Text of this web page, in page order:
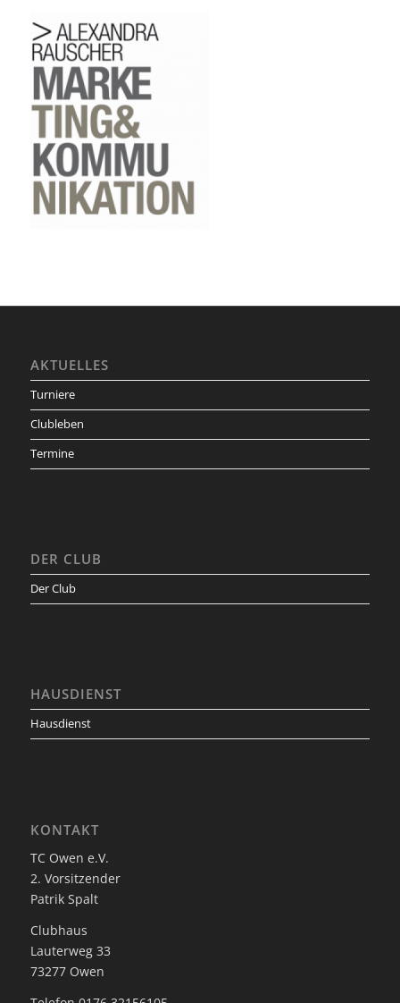
AKTUELLES
Turniere
Clubleben
Termine
DER CLUB
Der Club
HAUSDIENST
Hausdienst
KONTAKT
TC Owen e.V.
2. Vorsitzender
Patrik Spalt
Clubhaus
Lauterweg 33
73277 Owen